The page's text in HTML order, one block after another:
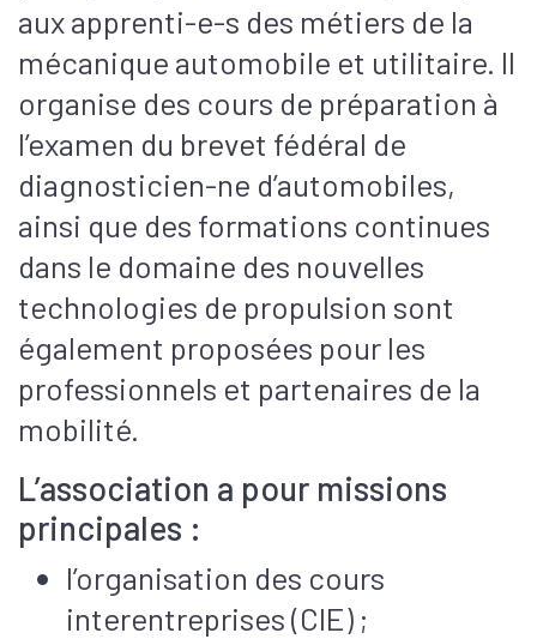
aux apprenti-e-s des métiers de la
mécanique automobile et utilitaire. Il
organise des cours de préparation à
l’examen du brevet fédéral de
diagnosticien-ne d’automobiles,
ainsi que des formations continues
dans le domaine des nouvelles
technologies de propulsion sont
également proposées pour les
professionnels et partenaires de la
mobilité.
L’association a pour missions
principales :
l’organisation des cours
interentreprises (CIE) ;